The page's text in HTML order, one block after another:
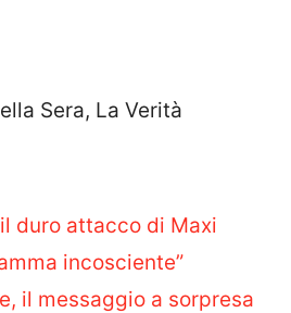
Sera, La Verità
duro attacco di Maxi
incosciente”
il messaggio a sorpresa